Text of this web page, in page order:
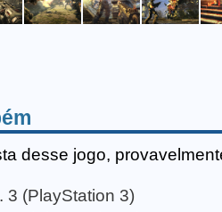
desse jogo,
3 (PlayStation 3)